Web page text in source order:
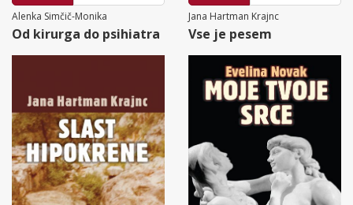
Alenka Simčič-Monika
Od kirurga do psihiatra
Jana Hartman Krajnc
Vse je pesem